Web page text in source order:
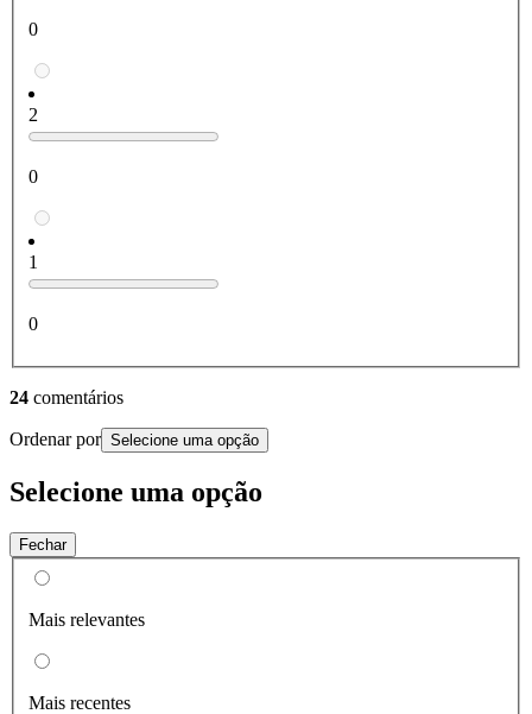
0
2
0
1
0
24 comentários
Ordenar por Selecione uma opção
Selecione uma opção
Fechar
Mais relevantes
Mais recentes